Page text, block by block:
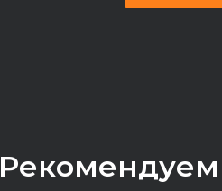
Рекомендуем